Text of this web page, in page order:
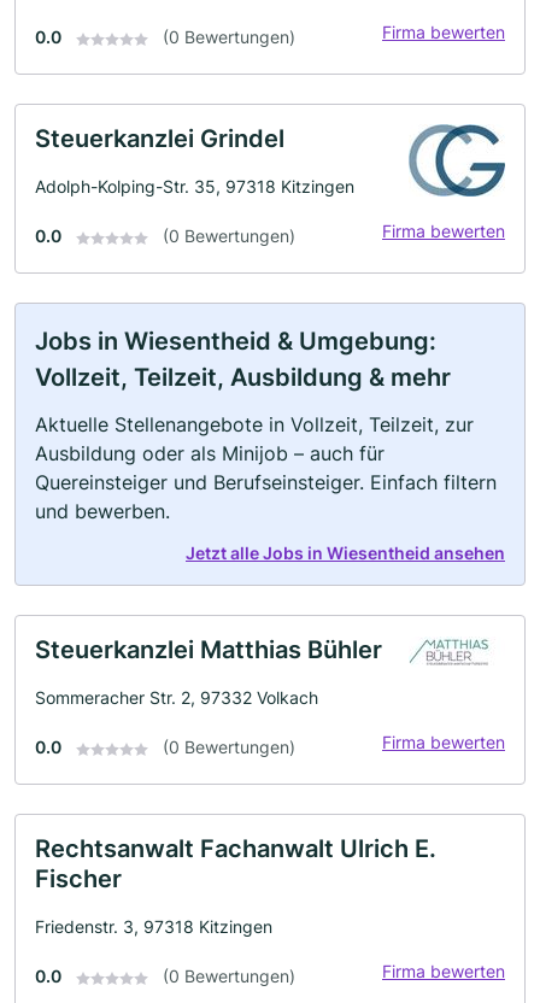
0.0 (0 Bewertungen) Firma bewerten
Steuerkanzlei Grindel
Adolph-Kolping-Str. 35, 97318 Kitzingen
0.0 (0 Bewertungen) Firma bewerten
Jobs in Wiesentheid & Umgebung:
Vollzeit, Teilzeit, Ausbildung & mehr
Aktuelle Stellenangebote in Vollzeit, Teilzeit, zur
Ausbildung oder als Minijob – auch für
Quereinsteiger und Berufseinsteiger. Einfach filtern
und bewerben.
Jetzt alle Jobs in Wiesentheid ansehen
Steuerkanzlei Matthias Bühler
Sommeracher Str. 2, 97332 Volkach
0.0 (0 Bewertungen) Firma bewerten
Rechtsanwalt Fachanwalt Ulrich E.
Fischer
Friedenstr. 3, 97318 Kitzingen
0.0 (0 Bewertungen) Firma bewerten